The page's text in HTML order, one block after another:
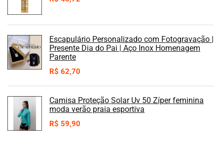
Escapulário Personalizado com Fotogravação |
Presente Dia do Pai | Aço Inox Homenagem
Parente
R$ 62,70
Camisa Proteção Solar Uv 50 Zíper feminina
moda verão praia esportiva
R$ 59,90